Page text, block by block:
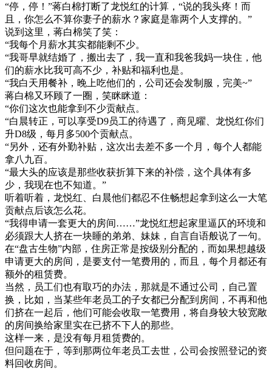
“停，停！”蒋白棉打断了龙悦红的计算，“说的我头疼！而
且，你怎么不算你妻子的薪水？家庭是靠两个人支撑的。”
说到这里，蒋白棉笑了笑：
“我每个月薪水其实都能剩不少。
“我哥早就结婚了，搬出去了，我一直和我爸我妈一块住，他
们的薪水比我可高不少，补贴和福利也是。
“我白天用餐补，晚上吃他们的，公司还会发制服，完美~”
蒋白棉又环顾了一圈，笑眯眯道：
“你们这次也能拿到不少贡献点。
“白晨转正，可以享受D9员工的待遇了，商见曜、龙悦红你们
升D8级，每月多500个贡献点。
“另外，还有外勤补贴，这次出去差不多一个月，每个人都能
拿八九百。
“最大头的应该是那些收获折算下来的补偿，这个具体有多
少，我现在也不知道。”
听着听着，龙悦红、白晨他们都忍不住畅想起拿到这么一大笔
贡献点后该怎么花。
“我得申请一套更大的房间……”龙悦红想起家里逼仄的环境和
必须跟大人挤在一块睡的弟弟、妹妹，自言自语般说了一句。
在“盘古生物”内部，住房正常是按级别分配的，而如果想越级
申请更大的房间，是要支付一笔费用的，而且，每个月都还有
额外的租赁费。
当然，员工们也有取巧的办法，那就是不通过公司，自己置
换，比如，当某些年老员工的子女都已分配到房间，不再和他
们挤在一起后，他们可能会收取一笔费用，将自身较大较宽敞
的房间换给家里实在已挤不下人的那些。
这样一来，是没有每月租赁费的。
但问题在于，等到那两位年老员工去世，公司会按照登记的资
料回收房间。